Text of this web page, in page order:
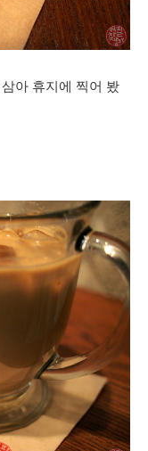
아 휴지에 찍어 봤